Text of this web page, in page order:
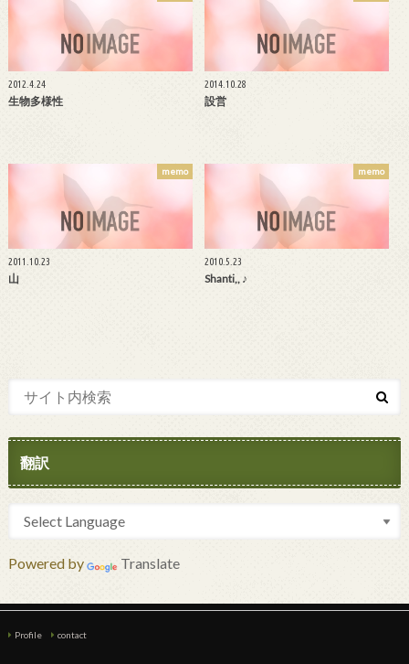
2012.4.24
生物多様性
2014.10.28
設営
memo
2011.10.23
山
memo
2010.5.23
Shanti,, ♪
翻訳
Powered by Translate
Profile contact